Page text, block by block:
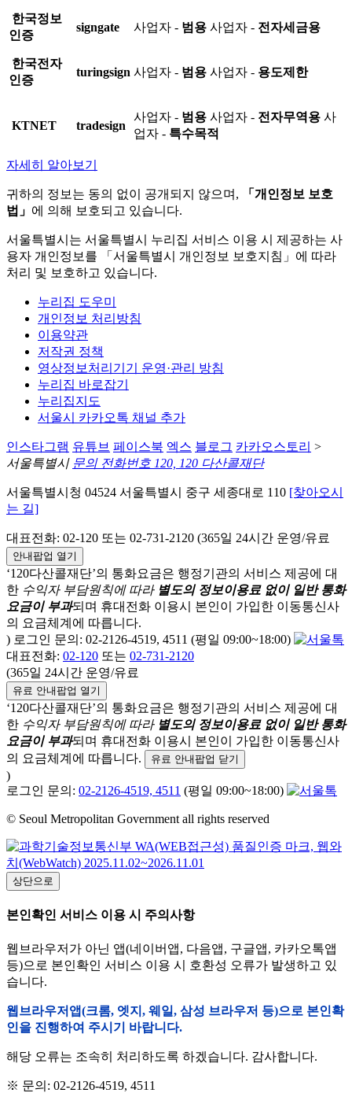
한국정보
인증
signgate 사업자 - 범용 사업자 - 전자세금용
한국전자
인증
turingsign 사업자 - 범용 사업자 - 용도제한
KTNET tradesign
사업자 - 범용 사업자 - 전자무역용 사
업자 - 특수목적
자세히 알아보기
귀하의 정보는 동의 없이 공개되지 않으며,
「개인정보 보호
법」 에 의해 보호되고 있습니다.
서울특별시는 서울특별시 누리집 서비스 이용 시 제공하는 사
용자 개인정보를 「서울특별시 개인정보 보호지침」에 따라
처리 및 보호하고 있습니다.
누리집 도우미
개인정보 처리방침
이용약관
저작권 정책
영상정보처리기기 운영·관리 방침
누리집 바로잡기
누리집지도
서울시 카카오톡 채널 추가
인스타그램 유튜브 페이스북 엑스 블로그 카카오스토리 >
서울특별시 문의 전화번호 120, 120 다산콜재단
서울특별시청 04524 서울특별시 중구 세종대로 110 [찾아오시
는 길]
대표전화: 02-120 또는 02-731-2120 (365일 24시간 운영/유료
안내팝업 열기
‘120다산콜재단’의 통화요금은 행정기관의 서비스 제공에 대
한 수익자 부담원칙에 따라 별도의 정보이용료 없이 일반 통화
요금이 부과되며 휴대전화 이용시 본인이 가입한 이동통신사
의 요금체계에 따릅니다.
) 로그인 문의: 02-2126-4519, 4511 (평일 09:00~18:00)
대표전화: 02-120 또는 02-731-2120
(365일 24시간 운영/유료
유료 안내팝업 열기
‘120다산콜재단’의 통화요금은 행정기관의 서비스 제공에 대
한 수익자 부담원칙에 따라 별도의 정보이용료 없이 일반 통화
요금이 부과되며 휴대전화 이용시 본인이 가입한 이동통신사
의 요금체계에 따릅니다.
유료 안내팝업 닫기
)
로그인 문의: 02-2126-4519, 4511 (평일 09:00~18:00)
© Seoul Metropolitan Government all rights reserved
상단으로
본인확인 서비스 이용 시 주의사항
웹브라우저가 아닌 앱(네이버앱, 다음앱, 구글앱, 카카오톡앱
등)으로 본인확인 서비스 이용 시 호환성 오류가 발생하고 있
습니다.
웹브라우저앱(크롬, 엣지, 웨일, 삼성 브라우저 등)으로 본인확
인을 진행하여 주시기 바랍니다.
해당 오류는 조속히 처리하도록 하겠습니다. 감사합니다.
※ 문의: 02-2126-4519, 4511